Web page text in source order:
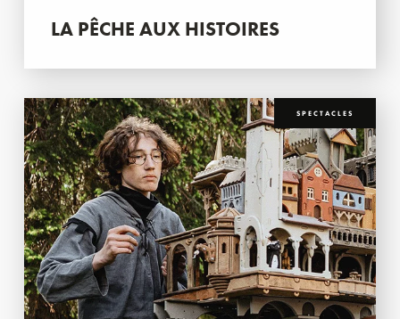
LA PÊCHE AUX HISTOIRES
SPECTACLES